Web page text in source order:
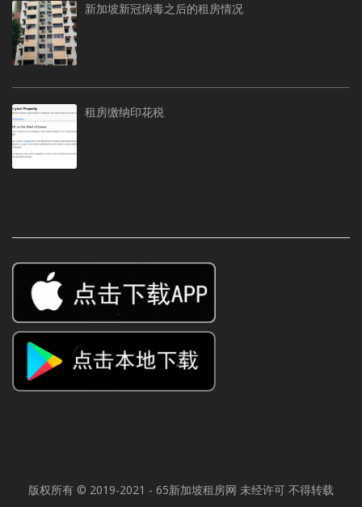
新加坡新冠病毒之后的租房情况
租房缴纳印花税
版权所有 © 2019-2021 - 65新加坡租房网 未经许可 不得转载